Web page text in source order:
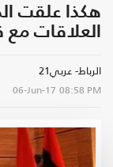
هكذا علقت
العلاقات مع
الرباط- عربي21
06-Jun-17 08:58 PM